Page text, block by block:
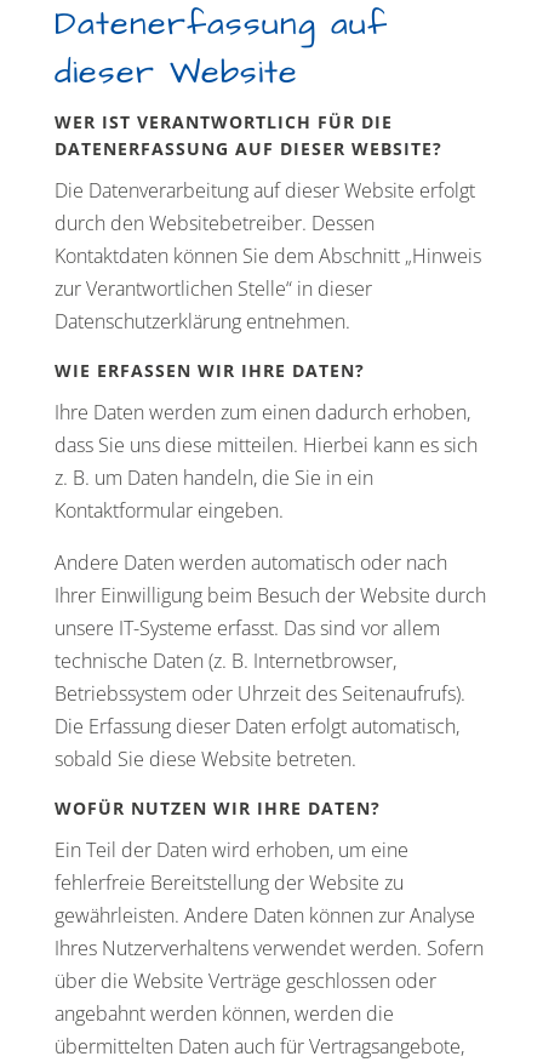
Datenerfassung auf
dieser Website
WER IST VERANTWORTLICH FÜR DIE
DATENERFASSUNG AUF DIESER WEBSITE?
Die Datenverarbeitung auf dieser Website erfolgt
durch den Websitebetreiber. Dessen
Kontaktdaten können Sie dem Abschnitt „Hinweis
zur Verantwortlichen Stelle“ in dieser
Datenschutzerklärung entnehmen.
WIE ERFASSEN WIR IHRE DATEN?
Ihre Daten werden zum einen dadurch erhoben,
dass Sie uns diese mitteilen. Hierbei kann es sich
z. B. um Daten handeln, die Sie in ein
Kontaktformular eingeben.
Andere Daten werden automatisch oder nach
Ihrer Einwilligung beim Besuch der Website durch
unsere IT-Systeme erfasst. Das sind vor allem
technische Daten (z. B. Internetbrowser,
Betriebssystem oder Uhrzeit des Seitenaufrufs).
Die Erfassung dieser Daten erfolgt automatisch,
sobald Sie diese Website betreten.
WOFÜR NUTZEN WIR IHRE DATEN?
Ein Teil der Daten wird erhoben, um eine
fehlerfreie Bereitstellung der Website zu
gewährleisten. Andere Daten können zur Analyse
Ihres Nutzerverhaltens verwendet werden. Sofern
über die Website Verträge geschlossen oder
angebahnt werden können, werden die
übermittelten Daten auch für Vertragsangebote,